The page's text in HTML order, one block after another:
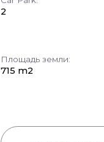
2
Площадь земли:
715 m2